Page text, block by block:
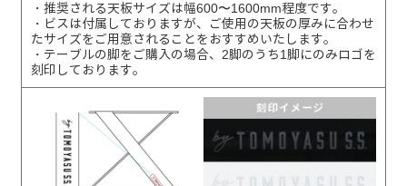
・推奨される天板サイズは幅600〜1600mm程度です。
・ビスは付属しておりますが、ご使用の天板の厚みに合わせ
たサイズをご用意されることをおすすめいたします。
・テーブルの脚をご購入の場合、2脚のうち1脚にのみロゴを
刻印しております。